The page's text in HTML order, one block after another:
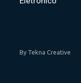
By Tekna Creative